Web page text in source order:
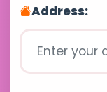
Address: